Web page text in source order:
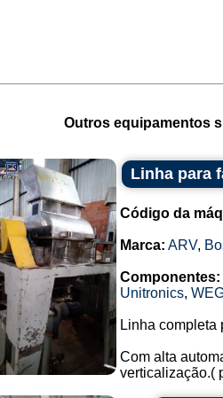
Outros equipamentos
Linha para
Código da
Marca: ARV,
Componentes:
Unitronics,
Linha completa
Com alta
verticalização.(